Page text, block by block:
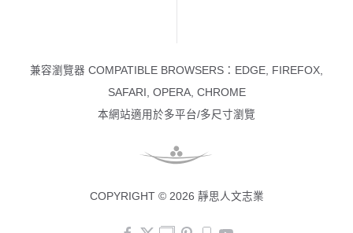
兼容瀏覽器 COMPATIBLE BROWSERS：EDGE, FIREFOX,
SAFARI, OPERA, CHROME
本網站適用於多平台/多尺寸瀏覽
COPYRIGHT © 2026 靜思人文志業